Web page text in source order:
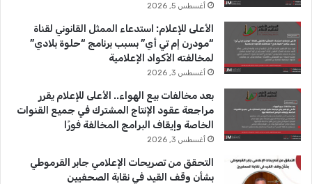
b
e
ا
م
أغسطس 5, 2026
الأعلى للإعلام: استدعاء الممثل القانوني لقناة
“مودرن إم تي أي” بسبب برنامج “حلوة بلادي”
لمخالفته الأكواد الإعلامية
أغسطس 3, 2026
بعد مخالفات بيع الهواء.. الأعلى للإعلام يقرر
مراجعة عقود الإنتاج المشترك في جميع القنوات
الخاصة وإيقاف البرامج المخالفة فورًا
أغسطس 3, 2026
التحقق من تصريحات الإعلامي جابر القرموطي
بشأن وقف القيد في نقابة الصحفيين